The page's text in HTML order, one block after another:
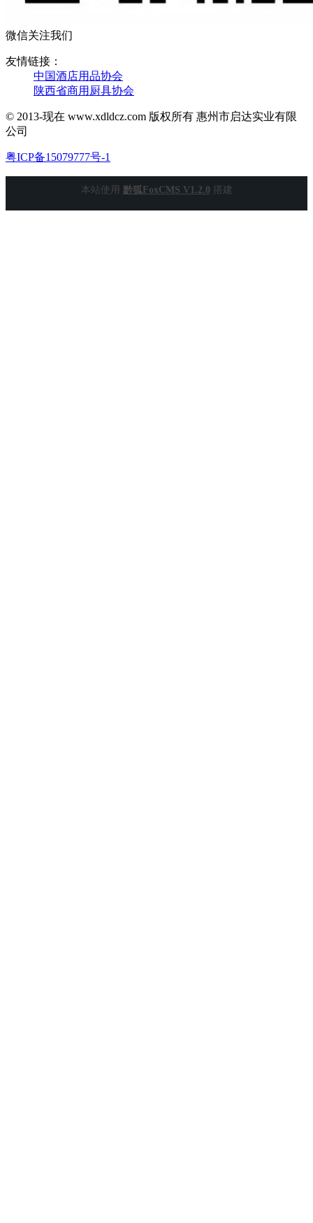
微信关注我们
友情链接：
中国酒店用品协会
陕西省商用厨具协会
© 2013-现在 www.xdldcz.com 版权所有 惠州市启达实业有限
公司
粤ICP备15079777号-1
本站使用 黔狐FoxCMS V1.2.0 搭建